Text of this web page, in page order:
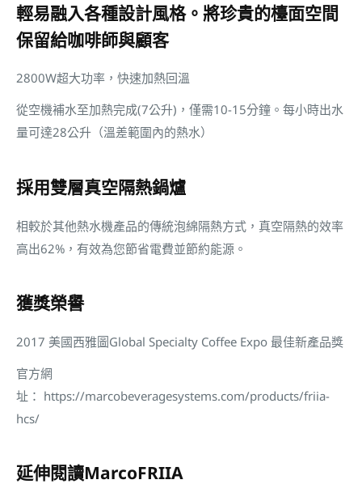
輕易融入各種設計風格。將珍貴的檯面空間
保留給咖啡師與顧客
2800W超大功率，快速加熱回溫
從空機補水至加熱完成(7公升)，僅需10-15分鐘。每小時出水
量可達28公升（溫差範圍內的熱水）
採用雙層真空隔熱鍋爐
相較於其他熱水機產品的傳統泡綿隔熱方式，真空隔熱的效率
高出62%，有效為您節省電費並節約能源。
獲獎榮譽
2017 美國西雅圖Global Specialty Coffee Expo 最佳新產品獎
官方網
址： https://marcobeveragesystems.com/products/friia-
hcs/
延伸閱讀MarcoFRIIA